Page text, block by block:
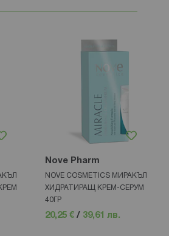
Nove Pharm
NOVE COSMETICS МИРАКЪЛ
ХИДРАТИРАЩ КРЕМ-СЕРУМ
40ГР
20,25 € / 39,61 лв.